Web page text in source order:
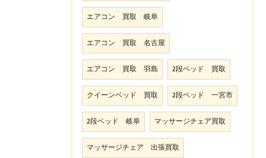
エアコン 買取 岐阜
エアコン 買取 名古屋
エアコン 買取 羽島 2段ベッド 買取
クイーンベッド 買取 2段ベッド 一宮市
2段ベッド 岐阜 マッサージチェア買取
マッサージチェア 出張買取